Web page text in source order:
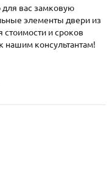
Как купить
замер
вас замковую
элементы двери из
стоимости и сроков
нашим консультантам!